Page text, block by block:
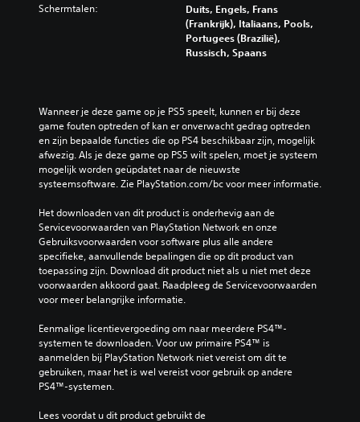
Schermtalen:
Duits, Engels, Frans
(Frankrijk), Italiaans, Pools,
Portugees (Brazilië),
Russisch, Spaans
Wanneer je deze game op je PS5 speelt, kunnen er bij deze
game fouten optreden of kan er onverwacht gedrag optreden
en zijn bepaalde functies die op PS4 beschikbaar zijn, mogelijk
afwezig. Als je deze game op PS5 wilt spelen, moet je systeem
mogelijk worden geüpdatet naar de nieuwste
systeemsoftware. Zie PlayStation.com/bc voor meer informatie.
Het downloaden van dit product is onderhevig aan de
Servicevoorwaarden van PlayStation Network en onze
Gebruiksvoorwaarden voor software plus alle andere
specifieke, aanvullende bepalingen die op dit product van
toepassing zijn. Download dit product niet als u niet met deze
voorwaarden akkoord gaat. Raadpleeg de Servicevoorwaarden
voor meer belangrijke informatie.
Eenmalige licentievergoeding om naar meerdere PS4™-
systemen te downloaden. Voor uw primaire PS4™ is
aanmelden bij PlayStation Network niet vereist om dit te
gebruiken, maar het is wel vereist voor gebruik op andere
PS4™-systemen.
Lees voordat u dit product gebruikt de